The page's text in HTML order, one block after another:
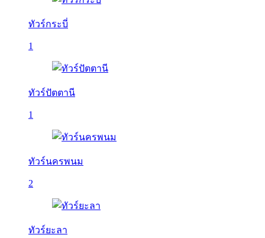
ทัวร์กระบี่
1
ทัวร์ปัตตานี
1
ทัวร์นครพนม
2
ทัวร์ยะลา